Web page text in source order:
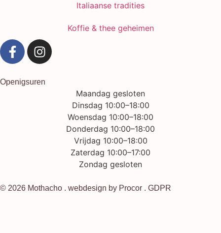
Italiaanse tradities
Koffie & thee geheimen
Openigsuren
Maandag gesloten
Dinsdag 10:00–18:00
Woensdag 10:00–18:00
Donderdag 10:00–18:00
Vrijdag 10:00–18:00
Zaterdag 10:00–17:00
Zondag gesloten
© 2026 Mothacho . webdesign by Procor . GDPR